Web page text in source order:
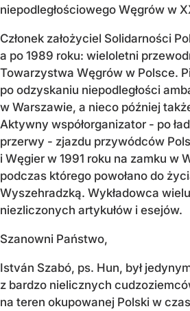
niepodległościowego Węgrów w
Członek założyciel Solidarności
a po 1989 roku: wieloletni
Towarzystwa Węgrów w Polsce.
po odzyskaniu niepodległości
w Warszawie, a nieco później
Aktywny współorganizator - po
przerwy - zjazdu przywódców
i Węgier w 1991 roku na zamku w
podczas którego powołano do
Wyszehradzką. Wykładowca
niezliczonych artykułów i esejów.
Szanowni Państwo,
István Szabó, ps. Hun, był
z bardzo nielicznych
na teren okupowanej Polski w